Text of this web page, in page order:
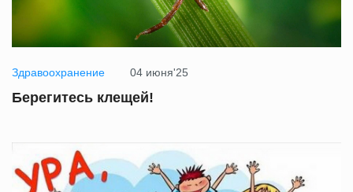
Здравоохранение 04 июня'25
Берегитесь клещей!